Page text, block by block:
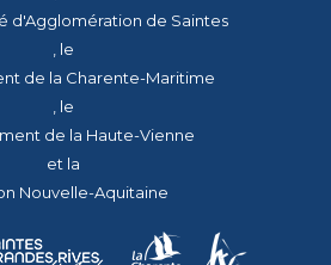
d'Agglomération de Saintes
, le
de la Charente-Maritime
, le
de la Haute-Vienne
et la
Nouvelle-Aquitaine